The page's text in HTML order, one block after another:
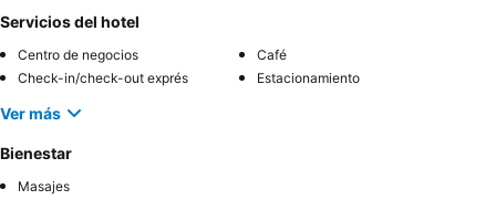
Servicios del hotel
Centro de negocios
Café
Check-in/check-out exprés
Estacionamiento
Ver más
Bienestar
Masajes